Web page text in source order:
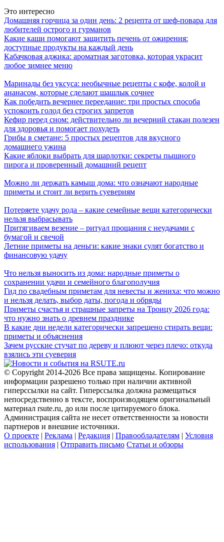
Это интересно
Домашняя горчица за один день: 2 рецепта от шеф-повара для
любителей острого и гурманов
Какие каши помогают защитить печень от ожирения:
доступные продукты на каждый день
Кабачковая аджика: ароматная заготовка, которая украсит
любое зимнее меню
Маринады без уксуса: необычные рецепты с кофе, колой и
ананасом, которые сделают шашлык сочнее
Как победить вечернее переедание: три простых способа
успокоить голод без строгих запретов
Кефир перед сном: действительно ли вечерний стакан полезен
для здоровья и помогает похудеть
Грибы в сметане: 5 простых рецептов для вкусного
домашнего ужина
Какие яблоки выбрать для шарлотки: секреты пышного
пирога и проверенный домашний рецепт
Можно ли держать камыш дома: что означают народные
приметы и стоит ли верить суевериям
Потеряете удачу рода – какие семейные вещи категорически
нельзя выбрасывать
Притягиваем везение – ритуал прощания с неудачами с
бумагой и свечой
Летние приметы на деньги: какие знаки сулят богатство и
финансовую удачу
Что нельзя выносить из дома: народные приметы о
сохранении удачи и семейного благополучия
Гид по свадебным приметам для невесты и жениха: что можно
и нельзя делать, выбор даты, погода и обряды
Приметы счастья и страшные запреты на Троицу 2026 года:
что нужно знать о древнем празднике
В какие дни недели категорически запрещено стирать вещи:
приметы и объяснения
Зачем русские стучат по дереву и плюют через плечо: откуда
взялись эти суеверия
© Copyright 2014-2026 Все права защищены. Копирование
информации разрешено только при наличии активной
гиперссылки на сайт. Гиперссылка должна размещаться
непосредственно в тексте, воспроизводящем оригинальный
материал rsute.ru, до или после цитируемого блока.
Администрация сайта не несет ответственности за новости
партнеров и внешние источники.
О проекте | Реклама | Редакция | Правообладателям | Условия
использования | Отправить письмо Статьи и обзоры